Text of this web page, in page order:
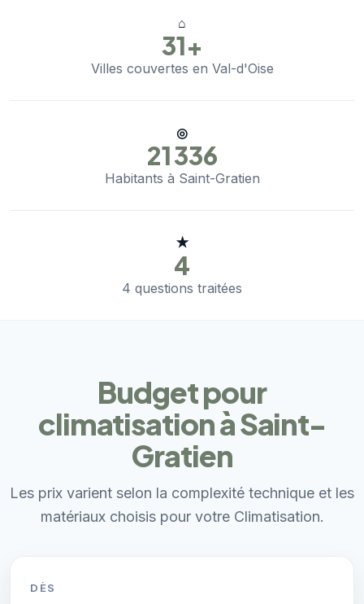
⌂
31+
Villes couvertes en Val-d'Oise
◎
21 336
Habitants à Saint-Gratien
★
4
4 questions traitées
Budget pour
climatisation à Saint-
Gratien
Les prix varient selon la complexité technique et les
matériaux choisis pour votre Climatisation.
DÈS